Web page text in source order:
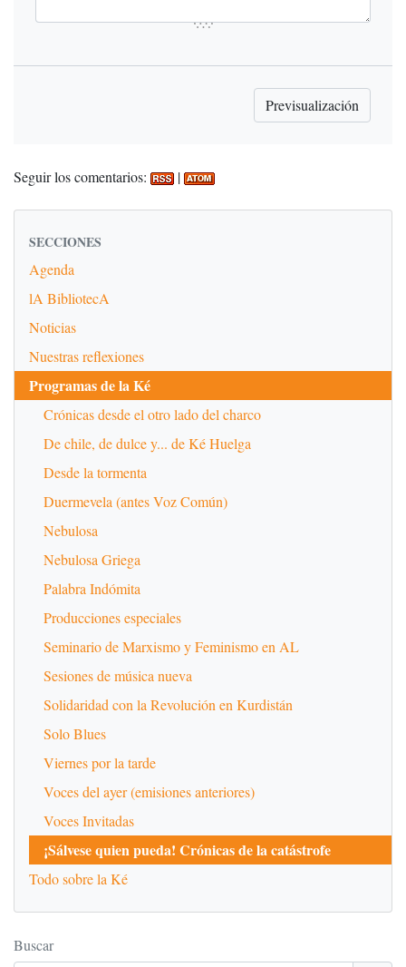
Seguir los comentarios: |
SECCIONES
Agenda
lA BibliotecA
Noticias
Nuestras reflexiones
Programas de la Ké
Crónicas desde el otro lado del charco
De chile, de dulce y... de Ké Huelga
Desde la tormenta
Duermevela (antes Voz Común)
Nebulosa
Nebulosa Griega
Palabra Indómita
Producciones especiales
Seminario de Marxismo y Feminismo en AL
Sesiones de música nueva
Solidaridad con la Revolución en Kurdistán
Solo Blues
Viernes por la tarde
Voces del ayer (emisiones anteriores)
Voces Invitadas
¡Sálvese quien pueda! Crónicas de la catástrofe
Todo sobre la Ké
Buscar